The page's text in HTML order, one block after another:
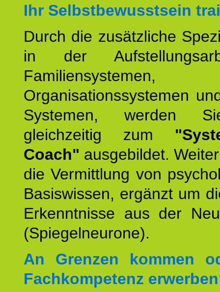
Ihr Selbstbewusstsein
Durch die zusätzliche
in der
Familiensystemen,
Organisationssystemen
Systemen, werden
gleichzeitig zum
Coach" ausgebildet.
die Vermittlung von
Basiswissen, ergänzt um
Erkenntnisse aus der
(Spiegelneurone).
An Grenzen kommen
Fachkompetenz